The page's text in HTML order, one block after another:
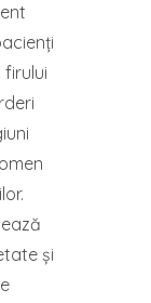
și